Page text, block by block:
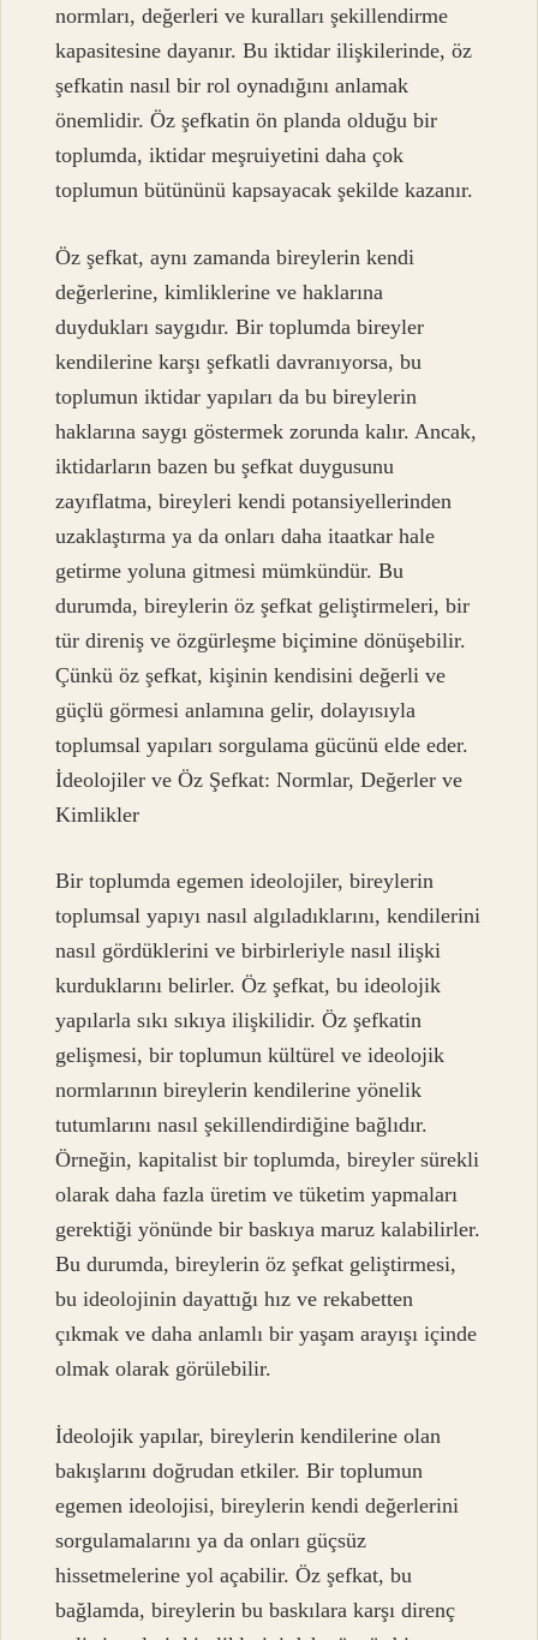
normları, değerleri ve kuralları şekillendirme
kapasitesine dayanır. Bu iktidar ilişkilerinde, öz
şefkatin nasıl bir rol oynadığını anlamak
önemlidir. Öz şefkatin ön planda olduğu bir
toplumda, iktidar meşruiyetini daha çok
toplumun bütününü kapsayacak şekilde kazanır.
Öz şefkat, aynı zamanda bireylerin kendi
değerlerine, kimliklerine ve haklarına
duydukları saygıdır. Bir toplumda bireyler
kendilerine karşı şefkatli davranıyorsa, bu
toplumun iktidar yapıları da bu bireylerin
haklarına saygı göstermek zorunda kalır. Ancak,
iktidarların bazen bu şefkat duygusunu
zayıflatma, bireyleri kendi potansiyellerinden
uzaklaştırma ya da onları daha itaatkar hale
getirme yoluna gitmesi mümkündür. Bu
durumda, bireylerin öz şefkat geliştirmeleri, bir
tür direniş ve özgürleşme biçimine dönüşebilir.
Çünkü öz şefkat, kişinin kendisini değerli ve
güçlü görmesi anlamına gelir, dolayısıyla
toplumsal yapıları sorgulama gücünü elde eder.
İdeolojiler ve Öz Şefkat: Normlar, Değerler ve
Kimlikler
Bir toplumda egemen ideolojiler, bireylerin
toplumsal yapıyı nasıl algıladıklarını, kendilerini
nasıl gördüklerini ve birbirleriyle nasıl ilişki
kurduklarını belirler. Öz şefkat, bu ideolojik
yapılarla sıkı sıkıya ilişkilidir. Öz şefkatin
gelişmesi, bir toplumun kültürel ve ideolojik
normlarının bireylerin kendilerine yönelik
tutumlarını nasıl şekillendirdiğine bağlıdır.
Örneğin, kapitalist bir toplumda, bireyler sürekli
olarak daha fazla üretim ve tüketim yapmaları
gerektiği yönünde bir baskıya maruz kalabilirler.
Bu durumda, bireylerin öz şefkat geliştirmesi,
bu ideolojinin dayattığı hız ve rekabetten
çıkmak ve daha anlamlı bir yaşam arayışı içinde
olmak olarak görülebilir.
İdeolojik yapılar, bireylerin kendilerine olan
bakışlarını doğrudan etkiler. Bir toplumun
egemen ideolojisi, bireylerin kendi değerlerini
sorgulamalarını ya da onları güçsüz
hissetmelerine yol açabilir. Öz şefkat, bu
bağlamda, bireylerin bu baskılara karşı direnç